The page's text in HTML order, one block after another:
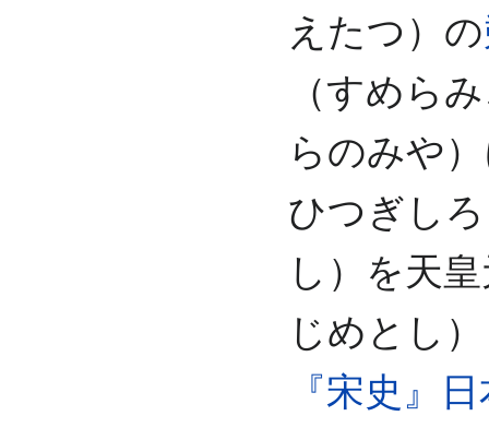
えたつ）の
（すめら
らのみや
ひつぎし
し）を天
じめとし
『宋史』